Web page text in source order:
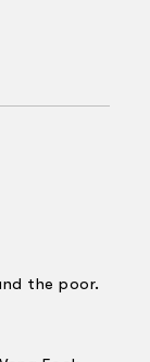
the poor.